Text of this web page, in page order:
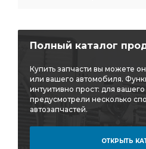
Полный каталог
Купить запчасти вы можете
или вашего автомобиля.
интуитивно прост: для
предусмотрели несколько
автозапчастей.
ОТКРЫТЬ